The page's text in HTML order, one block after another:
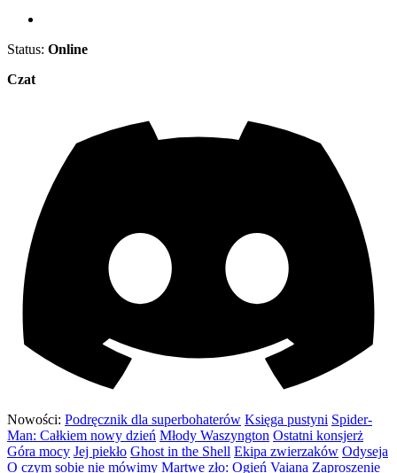
Status: Online
Czat
Nowości: Podręcznik dla superbohaterów Księga pustyni Spider-
Man: Całkiem nowy dzień Młody Waszyngton Ostatni konsjerż
Góra mocy Jej piekło Ghost in the Shell Ekipa zwierzaków Odyseja
O czym sobie nie mówimy Martwe zło: Ogień Vaiana Zaproszenie